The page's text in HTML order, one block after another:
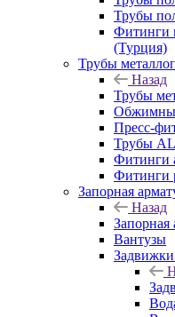
Трубы
Фитинги
(Турция)
Трубы
Назад
Трубы
Пресс-
Трубы
Фитинги
Фитинги
Запорная
Назад
Запорная
Вантузы